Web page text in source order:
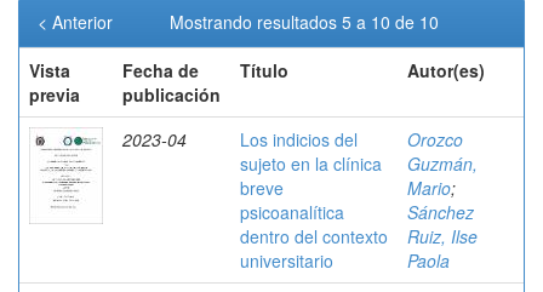
Mostrando resultados 5 a 10 de 10
< Anterior
Vista
previa
Fecha de
publicación
Título Autor(es)
2023-04
Los indicios del
sujeto en la clínica
breve
psicoanalítica
dentro del contexto
universitario
Orozco
Guzmán,
Mario;
Sánchez
Ruiz, Ilse
Paola